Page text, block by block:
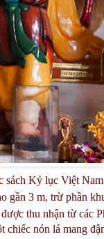
Kỷ lục Việt
gần 3 m, trừ phần
thu nhận từ các
nón lá mang